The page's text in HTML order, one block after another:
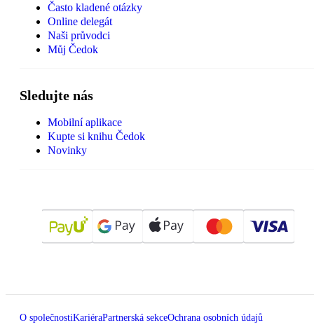
Často kladené otázky
Online delegát
Naši průvodci
Můj Čedok
Sledujte nás
Mobilní aplikace
Kupte si knihu Čedok
Novinky
O společnostiKariéraPartnerská sekceOchrana osobních údajů